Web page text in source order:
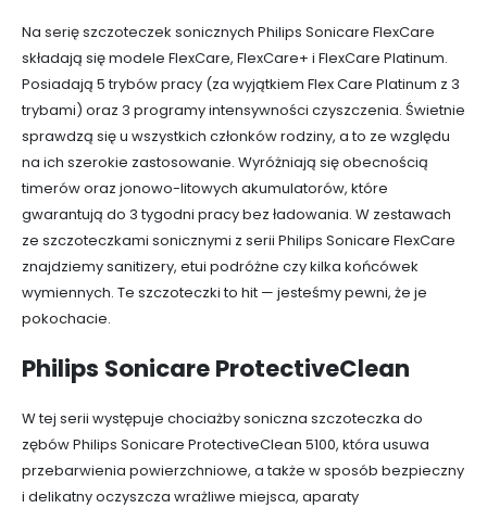
Na serię szczoteczek sonicznych Philips Sonicare FlexCare
składają się modele FlexCare, FlexCare+ i FlexCare Platinum.
Posiadają 5 trybów pracy (za wyjątkiem Flex Care Platinum z 3
trybami) oraz 3 programy intensywności czyszczenia. Świetnie
sprawdzą się u wszystkich członków rodziny, a to ze względu
na ich szerokie zastosowanie. Wyróżniają się obecnością
timerów oraz jonowo-litowych akumulatorów, które
gwarantują do 3 tygodni pracy bez ładowania. W zestawach
ze szczoteczkami sonicznymi z serii Philips Sonicare FlexCare
znajdziemy sanitizery, etui podróżne czy kilka końcówek
wymiennych. Te szczoteczki to hit — jesteśmy pewni, że je
pokochacie.
Philips Sonicare ProtectiveClean
W tej serii występuje chociażby soniczna szczoteczka do
zębów Philips Sonicare ProtectiveClean 5100, która usuwa
przebarwienia powierzchniowe, a także w sposób bezpieczny
i delikatny oczyszcza wrażliwe miejsca, aparaty